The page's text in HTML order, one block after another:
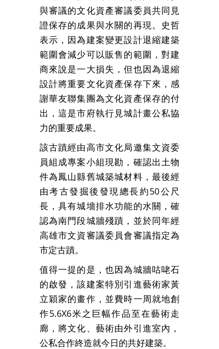
與審議的文化資產審議委員共同見
證保存的成果與水關的再現。史哲
表示，因為建案變更設計退縮建築
範圍會減少可以販售的範圍，對建
商來說是一大損失，但也因為退縮
設計將重要文化資產保存下來，感
謝華友聯集團為文化資產保存的付
出，這是市府執行見城計畫公私協
力的重要成果。
該古蹟經由高市文化局邀集文資委
員組成專案小組現勘，確認出土物
件為鳳山縣舊城築城材料，最後經
由考古發掘後發現總長約50公尺
長，具有城墻排水功能的水關，確
認為南門段城牆殘蹟，並於同年經
高雄市文資審議委員會審議指定為
市定古蹟。
值得一提的是，也因為城牆咕咾石
的啟發，該建案特別引進藝術家黃
立穎家的畫作，並費時一周就地創
作5.6X6米之巨幅作品至在藝術走
廊，將文化、藝術由外引進室內，
公私合作終造就今日的共好建築。